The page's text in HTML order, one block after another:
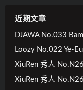
近期文章
DJAWA No.033
Loozy No.022 Ye-
XiuRen 秀人
XiuRen 秀人